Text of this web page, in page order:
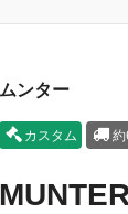
ムンター
カスタム 約